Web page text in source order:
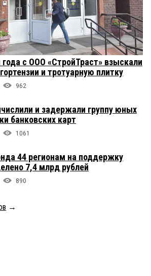
года с ООО «СтройТраст» взыскали
и тротуарную плитку
962
и задержали группу юных
банковских карт
1061
44 регионам на поддержку
7,4 млрд рублей
890
→